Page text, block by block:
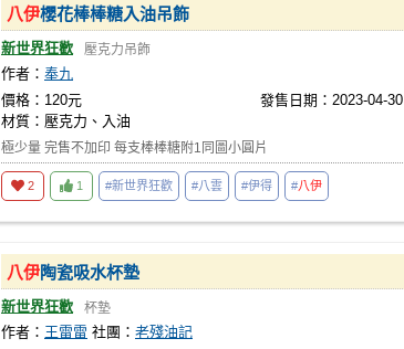
八伊櫻花棒棒糖入油吊飾
新世界狂歡 壓克力吊飾
作者： 奉九
價格：120元
發售日期：2023-04-30
材質：壓克力、入油
極少量 完售不加印 每支棒棒糖附1同圖小圓片
2 1 #新世界狂歡 #八雲 #伊得 #八伊
八伊陶瓷吸水杯墊
新世界狂歡 杯墊
作者： 王雷雷 社團： 老殘油記